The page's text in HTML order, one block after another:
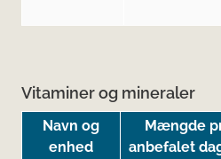
Vitaminer og mineraler
Navn og
enhed
Mængde
anbefalet